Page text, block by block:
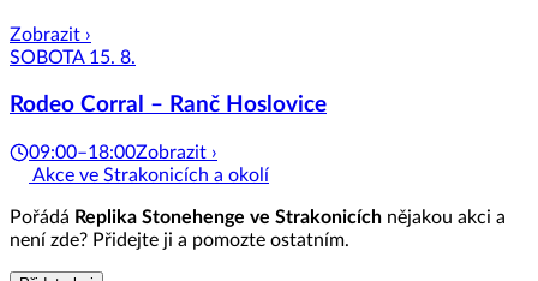
Zobrazit ›
SOBOTA 15. 8.
Rodeo Corral – Ranč Hoslovice
09:00–18:00Zobrazit ›
Akce ve Strakonicích a okolí
Pořádá Replika Stonehenge ve Strakonicích nějakou akci a
není zde? Přidejte ji a pomozte ostatním.